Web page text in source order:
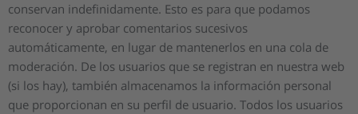
conservan indefinidamente. Esto es para que podamos
reconocer y aprobar comentarios sucesivos
automáticamente, en lugar de mantenerlos en una cola de
moderación. De los usuarios que se registran en nuestra web
(si los hay), también almacenamos la información personal
que proporcionan en su perfil de usuario. Todos los usuarios